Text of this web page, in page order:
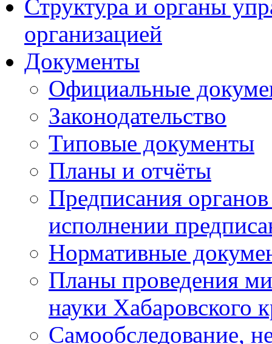
Структура и органы
организацией
Документы
Официальные
Законодательство
Типовые документы
Планы и отчёты
Предписания
исполнении
Нормативные
Планы проведения
науки Хабаровского
Самообследование,